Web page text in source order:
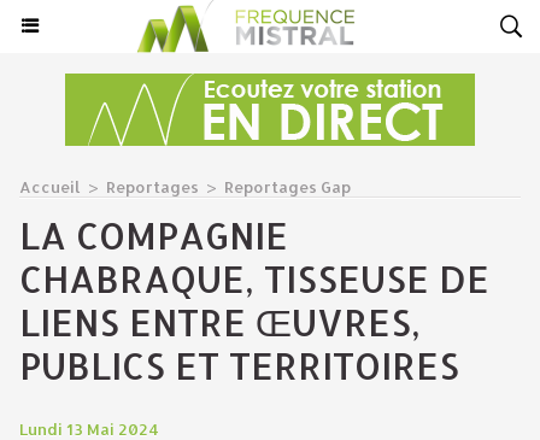
Accueil > Reportages > Reportages Gap
LA COMPAGNIE
CHABRAQUE, TISSEUSE DE
LIENS ENTRE ŒUVRES,
PUBLICS ET TERRITOIRES
Lundi 13 Mai 2024